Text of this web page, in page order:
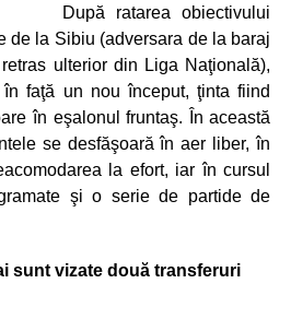
După ratarea obiectivului
de la Sibiu (adversara de la baraj
ulterior din Liga Naţională),
faţă un nou început, ţinta fiind
în eşalonul fruntaş. În această
se desfăşoară în aer liber, în
la efort, iar în cursul
şi o serie de partide de
sunt vizate două transferuri